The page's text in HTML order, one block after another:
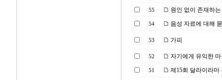
55 원인 없이 존재하
54 음성 자료에 대해
53 가피
52 자기에게 유익한
51 제15회 달라이라마